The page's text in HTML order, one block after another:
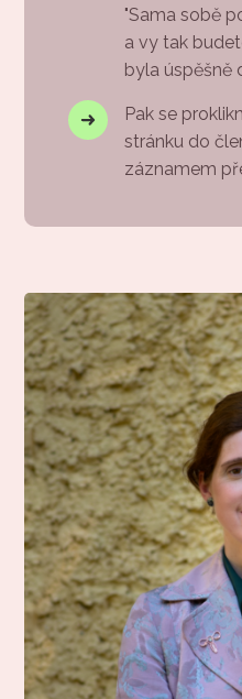
"Sama sobě
a vy tak
byla úspěšně
Pak se
stránku do
záznamem